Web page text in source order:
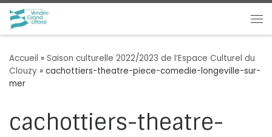
Passer au contenu
Accueil » Saison culturelle 2022/2023 de l’Espace Culturel du
Clouzy » cachottiers-theatre-piece-comedie-longeville-sur-
mer
cachottiers-theatre-